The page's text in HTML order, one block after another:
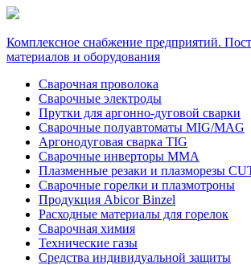
Комплексное снабжение предприятий.
материалов и оборудования
Сварочная проволока
Сварочные электроды
Прутки для аргонно-дуговой сварки
Сварочные полуавтоматы MIG/MAG
Аргонодуговая сварка TIG
Сварочные инверторы MMA
Плазменные резаки и плазморезы
Сварочные горелки и плазмотроны
Продукция Abicor Binzel
Расходные материалы для горелок
Сварочная химия
Технические газы
Средства индивидуальной защиты